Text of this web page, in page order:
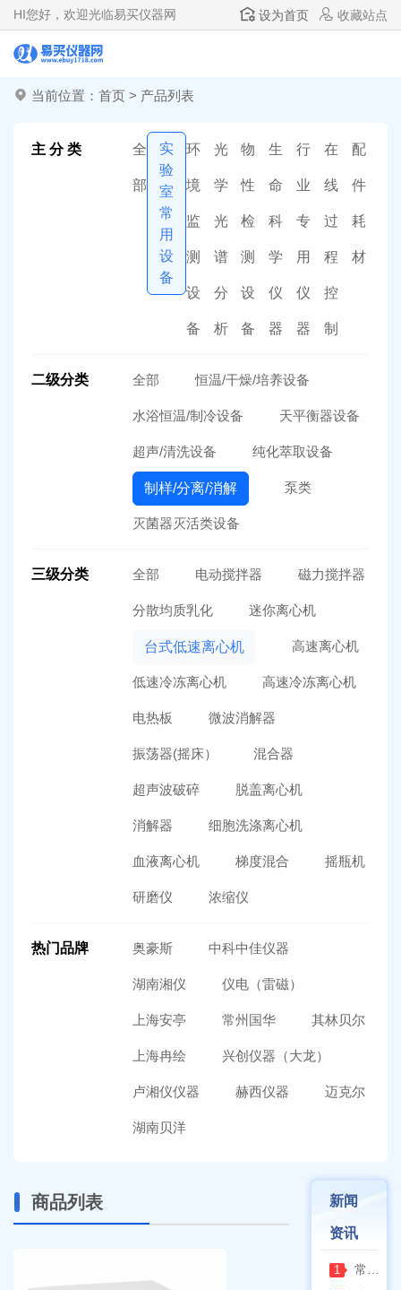
HI您好，欢迎光临易买仪器网 设为首页 收藏站点
当前位置： 首页 > 产品列表
主 分 类 全
部
实
验
室
常
用
设
备
环
境
监
测
设
备
光
学
光
谱
分
析
物
性
检
测
设
备
生
命
科
学
仪
器
行
业
专
用
仪
器
在
线
过
程
控
制
配
件
耗
材
二级分类 全部 恒温/干燥/培养设备
水浴恒温/制冷设备 天平衡器设备
超声/清洗设备 纯化萃取设备
制样/分离/消解 泵类
灭菌器灭活类设备
三级分类 全部 电动搅拌器 磁力搅拌器
分散均质乳化 迷你离心机
台式低速离心机 高速离心机
低速冷冻离心机 高速冷冻离心机
电热板 微波消解器
振荡器(摇床） 混合器
超声波破碎 脱盖离心机
消解器 细胞洗涤离心机
血液离心机 梯度混合 摇瓶机
研磨仪 浓缩仪
热门品牌 奥豪斯 中科中佳仪器
湖南湘仪 仪电（雷磁）
上海安亭 常州国华 其林贝尔
上海冉绘 兴创仪器（大龙）
卢湘仪仪器 赫西仪器 迈克尔
湖南贝洋
商品列表 新闻
资讯
1 常熟雪科实验室制冰机日常保养要点